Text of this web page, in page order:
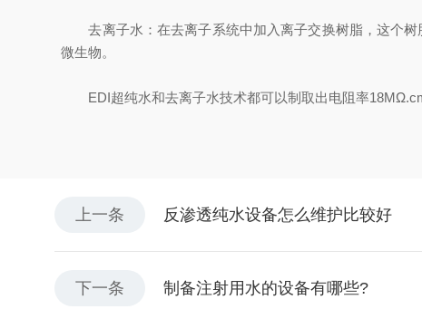
去离子水：在去离子系统中加入离子交换树脂，这个树
微生物。
EDI超纯水和去离子水技术都可以制取出电阻率
上一条 反渗透纯水设备怎么维护比较好
下一条 制备注射用水的设备有哪些?